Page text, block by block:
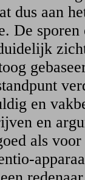
dus aan
De
en
en
als